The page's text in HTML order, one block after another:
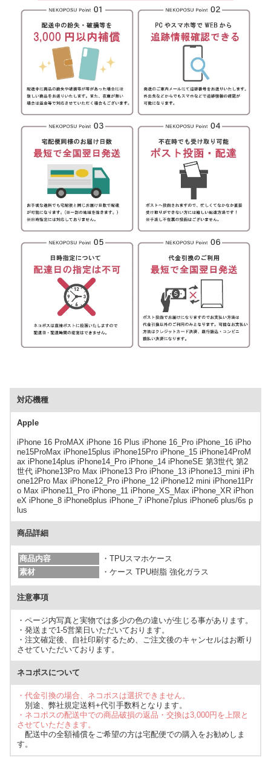
対応機種
Apple
iPhone 16 ProMAX iPhone 16 Plus iPhone 16_Pro iPhone_16 iPho
ne15ProMax iPhone15plus iPhone15Pro iPhone_15 iPhone14ProM
ax iPhone14plus iPhone14_Pro iPhone_14 iPhoneSE 第3世代 第2
世代 iPhone13Pro Max iPhone13 Pro iPhone_13 iPhone13_mini iPh
one12Pro Max iPhone12_Pro iPhone_12 iPhone12 mini iPhone11Pr
o Max iPhone11_Pro iPhone_11 iPhone_XS_Max iPhone_XR iPhon
eX iPhone_8 iPhone8plus iPhone_7 iPhone7plus iPhone6 plus/6s p
lus
商品詳細
商品内容
・TPUスマホケース
素材
・ケース TPU樹脂 強化ガラス
注意事項
・ページ内写真と実物では多少の色の違いが生じる事があります。
・発送まで1-5営業日いただいております。
・注文確定後、自社印刷するため、ご注文後のキャンセルはお断り
させていただいております。
ネコポスについて
・代金引換の場合、ネコポスは選択できません。
別途、弊社規定送料+代引手数料となります。
・ネコポスの配送中での商品破損の返品・交換は3,000円を上限と
させていただきます。
配送中の全額補償をご希望の方は宅配便での購入をお勧めしま
す。